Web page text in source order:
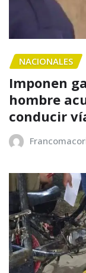
NACIONALES
Imponen
hombre
conducir